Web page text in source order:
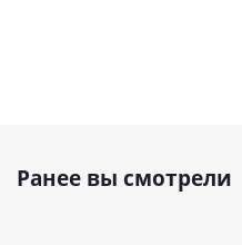
Ранее вы смотрели